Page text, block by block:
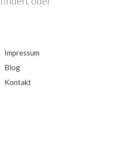
Impressum
Blog
Kontakt